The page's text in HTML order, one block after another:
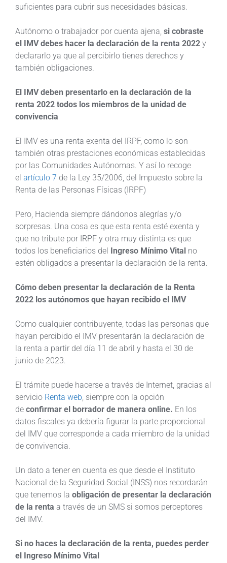
suficientes para cubrir sus necesidades básicas.
Autónomo o trabajador por cuenta ajena, si cobraste
el IMV debes hacer la declaración de la renta 2022 y
declararlo ya que al percibirlo tienes derechos y
también obligaciones.
El IMV deben presentarlo en la declaración de la
renta 2022 todos los miembros de la unidad de
convivencia
El IMV es una renta exenta del IRPF, como lo son
también otras prestaciones económicas establecidas
por las Comunidades Autónomas. Y así lo recoge
el artículo 7 de la Ley 35/2006, del Impuesto sobre la
Renta de las Personas Físicas (IRPF)
Pero, Hacienda siempre dándonos alegrías y/o
sorpresas. Una cosa es que esta renta esté exenta y
que no tribute por IRPF y otra muy distinta es que
todos los beneficiarios del Ingreso Mínimo Vital no
estén obligados a presentar la declaración de la renta.
Cómo deben presentar la declaración de la Renta
2022 los autónomos que hayan recibido el IMV
Como cualquier contribuyente, todas las personas que
hayan percibido el IMV presentarán la declaración de
la renta a partir del día 11 de abril y hasta el 30 de
junio de 2023.
El trámite puede hacerse a través de Internet, gracias al
servicio Renta web , siempre con la opción
de confirmar el borrador de manera online. En los
datos fiscales ya debería figurar la parte proporcional
del IMV que corresponde a cada miembro de la unidad
de convivencia.
Un dato a tener en cuenta es que desde el Instituto
Nacional de la Seguridad Social (INSS) nos recordarán
que tenemos la obligación de presentar la declaración
de la renta a través de un SMS si somos perceptores
del IMV.
Si no haces la declaración de la renta, puedes perder
el Ingreso Mínimo Vital